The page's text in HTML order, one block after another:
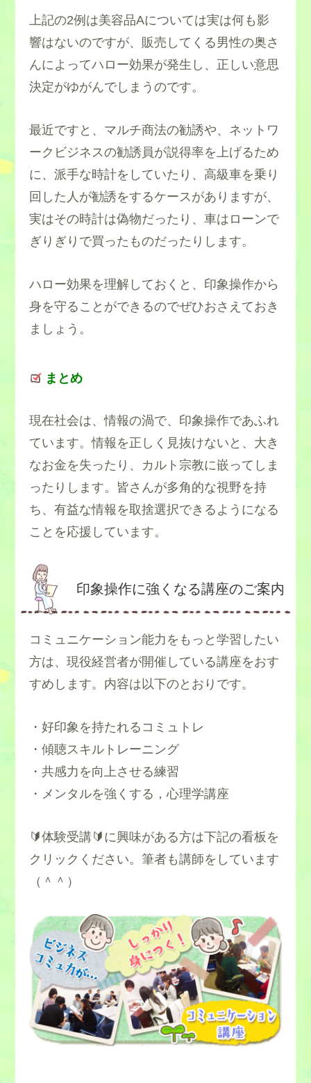
上記の2例は美容品Aについては実は何も影
響はないのですが、販売してくる男性の奥さ
んによってハロー効果が発生し、正しい意思
決定がゆがんでしまうのです。
最近ですと、マルチ商法の勧誘や、ネットワ
ークビジネスの勧誘員が説得率を上げるため
に、派手な時計をしていたり、高級車を乗り
回した人が勧誘をするケースがありますが、
実はその時計は偽物だったり、車はローンで
ぎりぎりで買ったものだったりします。
ハロー効果を理解しておくと、印象操作から
身を守ることができるのでぜひおさえておき
ましょう。
まとめ
現在社会は、情報の渦で、印象操作であふれ
ています。情報を正しく見抜けないと、大き
なお金を失ったり、カルト宗教に嵌ってしま
ったりします。皆さんが多角的な視野を持
ち、有益な情報を取捨選択できるようになる
ことを応援しています。
印象操作に強くなる講座のご案内
コミュニケーション能力をもっと学習したい
方は、現役経営者が開催している講座をおす
すめします。内容は以下のとおりです。
・好印象を持たれるコミュトレ
・傾聴スキルトレーニング
・共感力を向上させる練習
・メンタルを強くする，心理学講座
🔰体験受講🔰に興味がある方は下記の看板を
クリックください。筆者も講師をしています
（＾＾）